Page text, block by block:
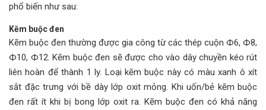
phổ biến như sau:
Kẽm buộc đen
Kẽm buộc đen thường được gia công từ các thép cuộn Ф6, Ф8,
Ф10, Ф12. Kẽm buộc đen sẽ được cho vào dây chuyền kéo rút
liên hoàn để thành 1 ly. Loại kẽm buộc này có màu xanh ô xít
sắt đặc trưng với bề dày lớp oxit mỏng. Khi uốn/bẻ kẽm buộc
đen rất ít khi bị bong lớp oxit ra. Kẽm buộc đen có khả năng